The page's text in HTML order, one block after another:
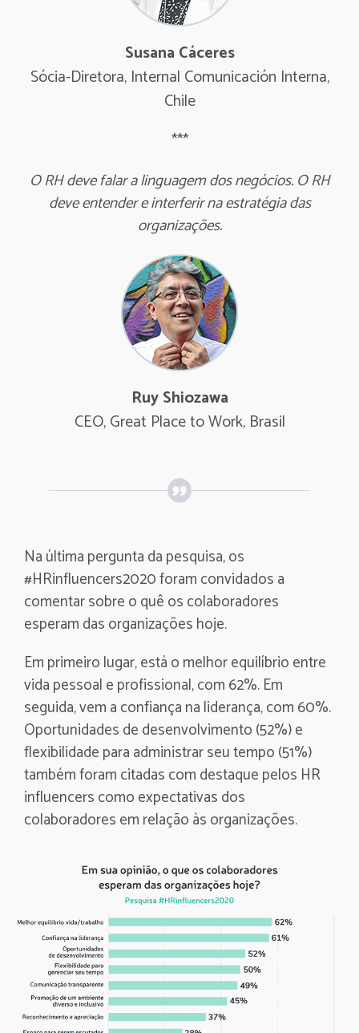
Susana Cáceres
Sócia-Diretora, Internal Comunicación Interna,
Chile
***
O RH ​​deve falar a linguagem dos negócios. O RH
deve entender e interferir na estratégia das
organizações.
Ruy Shiozawa
CEO, Great Place to Work, Brasil
Na última pergunta da pesquisa, os
#HRinfluencers2020 foram convidados a
comentar sobre o quê os colaboradores
esperam das organizações hoje.
Em primeiro lugar, está o melhor equilíbrio entre
vida pessoal e profissional, com 62%. Em
seguida, vem a confiança na liderança, com 60%.
Oportunidades de desenvolvimento (52%) e
flexibilidade para administrar seu tempo (51%)
também foram citadas com destaque pelos HR
influencers como expectativas dos
colaboradores em relação às organizações.